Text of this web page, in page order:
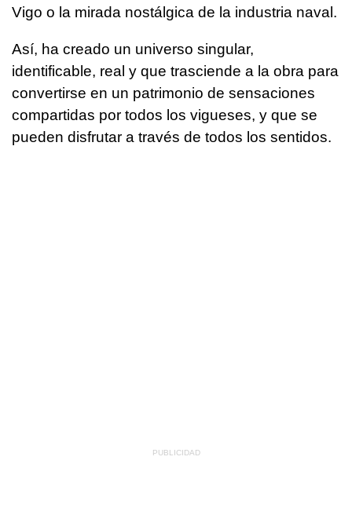
Vigo o la mirada nostálgica de la industria naval.
Así, ha creado un universo singular,
identificable, real y que trasciende a la obra para
convertirse en un patrimonio de sensaciones
compartidas por todos los vigueses, y que se
pueden disfrutar a través de todos los sentidos.